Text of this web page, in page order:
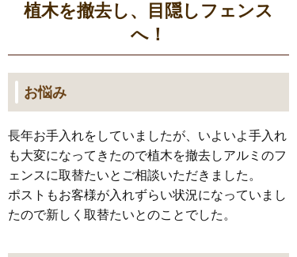
植木を撤去し、目隠しフェンス
へ！
お悩み
長年お手入れをしていましたが、いよいよ手入れ
も大変になってきたので植木を撤去しアルミのフ
ェンスに取替たいとご相談いただきました。
ポストもお客様が入れずらい状況になっていまし
たので新しく取替たいとのことでした。